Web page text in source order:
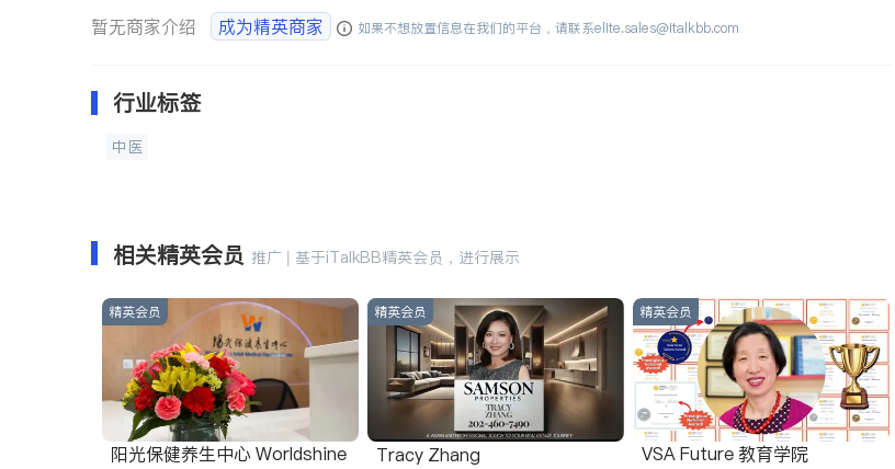
暂无商家介绍 成为精英商家 如果不想放置信息在我们的平台，请联系elite.sales@italkbb.com
行业标签
中医
相关精英会员 推广 | 基于iTalkBB精英会员，进行展示
精英会员
阳光保健养生中心 Worldshine
精英会员
Tracy Zhang
精英会员
VSA Future 教育学院